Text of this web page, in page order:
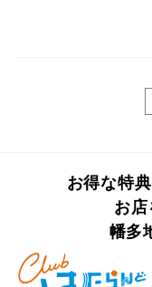
お得な特
お
幡多